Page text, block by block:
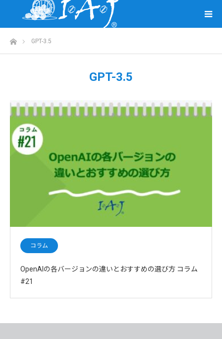
ホームGPT-3.5
GPT-3.5
コラム
OpenAIの各バージョンの違いとおすすめの選び方 コラム
#21